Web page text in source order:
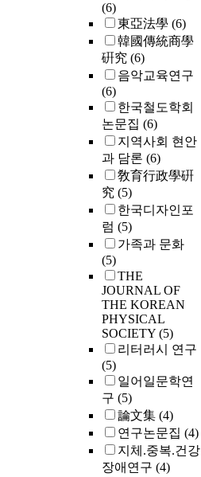
(6)
東亞法學 (6)
韓國傳統商學
硏究 (6)
음악교육연구
(6)
한국철도학회
논문집 (6)
지역사회 현안
과 담론 (6)
敎育行政學硏
究 (5)
한국디자인포
럼 (5)
가족과 문화
(5)
THE
JOURNAL OF
THE KOREAN
PHYSICAL
SOCIETY (5)
리터러시 연구
(5)
일어일문학연
구 (5)
論文集 (4)
연구논문집 (4)
지체.중복.건강
장애연구 (4)